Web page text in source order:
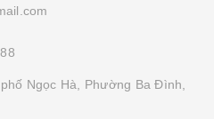
Ngọc Hà, Phường Ba Đình,